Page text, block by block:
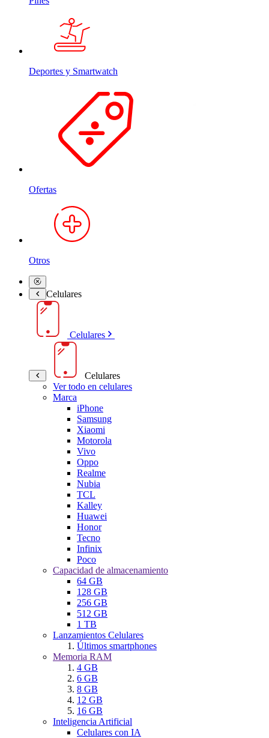
Deportes y Smartwatch
Ofertas
Otros
Celulares
Celulares
Celulares
Ver todo en celulares
Marca
iPhone
Samsung
Xiaomi
Motorola
Vivo
Oppo
Realme
Nubia
TCL
Kalley
Huawei
Honor
Tecno
Infinix
Poco
Capacidad de almacenamiento
64 GB
128 GB
256 GB
512 GB
1 TB
Lanzamientos Celulares
Últimos smartphones
Memoria RAM
4 GB
6 GB
8 GB
12 GB
16 GB
Inteligencia Artificial
Celulares con IA